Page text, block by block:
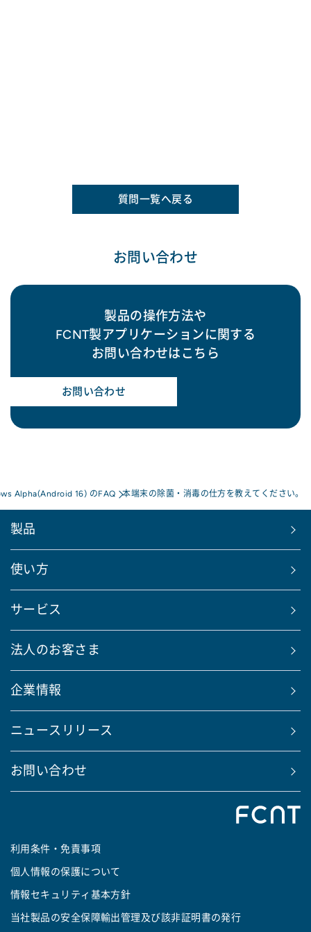
質問一覧へ戻る
お問い合わせ
製品の操作方法や
FCNT製アプリケーションに関する
お問い合わせはこちら
お問い合わせ
Alpha(Android 16) のFAQ 本端末の除菌・消毒の仕方を教えてください。
製品
使い方
サービス
法人のお客さま
企業情報
ニュースリリース
お問い合わせ
利用条件・免責事項
個人情報の保護について
情報セキュリティ基本方針
当社製品の安全保障輸出管理及び該非証明書の発行